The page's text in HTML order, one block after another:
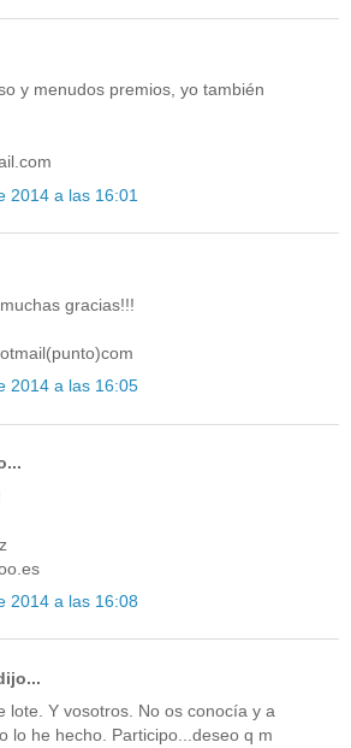
y menudos premios, yo también
2014 a las 16:01
gracias!!!
2014 a las 16:05
2014 a las 16:08
lote. Y vosotros. No os conocía y a
lo he hecho. Participo...deseo q m